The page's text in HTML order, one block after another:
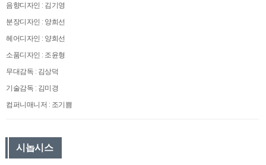
음향디자인 : 김기영
분장디자인 : 양희선
헤어디자인 : 양희선
소품디자인 : 조윤형
무대감독 : 김상덕
기술감독 : 김미경
컴퍼니매니저 : 조기쁨
시놉시스